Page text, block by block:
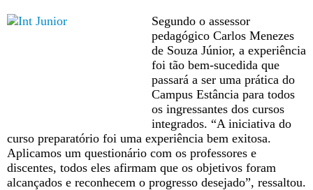
Segundo o assessor
pedagógico Carlos Menezes
de Souza Júnior, a experiência
foi tão bem-sucedida que
passará a ser uma prática do
Campus Estância para todos
os ingressantes dos cursos
integrados. “A iniciativa do
curso preparatório foi uma experiência bem exitosa.
Aplicamos um questionário com os professores e
discentes, todos eles afirmam que os objetivos foram
alcançados e reconhecem o progresso desejado”, ressaltou.